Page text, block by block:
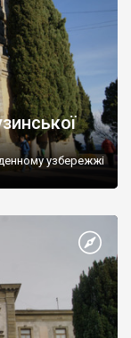
узбережжі